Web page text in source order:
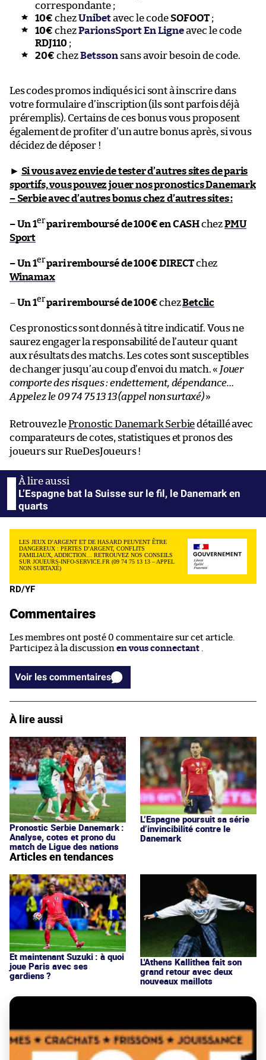
correspondante ;
10€ chezUnibetavec le code SOFOOT;
10€ chezParionsSport En Ligne avec le code
RDJ110 ;
20€ chezBetssonsans avoir besoin de code.
Les codes promos indiqués ici sont à inscrire dans
votre formulaire d’inscription (ils sont parfois déjà
préremplis). Certains de ces bonus vous proposent
également de profiter d’un autre bonus après, si vous
décidez de déposer !
► Si vous avez envie de tester d’autres sites de paris
sportifs, vous pouvez jouer nos pronostics Danemark
– Serbieavec d’autres bonus chez d’autres sites :
– Un 1erpari remboursé de 100€ en CASHchezPMU
Sport
– Un 1erpari remboursé de 100€ DIRECTchez
Winamax
–Un 1erpari remboursé de 100€chezBetclic
Ces pronostics sont donnés à titre indicatif. Vous ne
saurez engager la responsabilité de l’auteur quant
aux résultats des matchs. Les cotes sont susceptibles
de changer jusqu’au coup d’envoi du match. « Jouer
comporte des risques : endettement, dépendance…
Appelez le 09 74 75 13 13 (appel non surtaxé)»
Retrouvez lePronostic Danemark Serbiedétaillé avec
comparateurs de cotes, statistiques et pronos des
joueurs sur RueDesJoueurs !
L’Espagne bat la Suisse sur le fil, le Danemark en
quarts
LES JEUX D’ARGENT ET DE HASARD PEUVENT ÊTRE
DANGEREUX : PERTES D’ARGENT, CONFLITS
FAMILIAUX, ADDICTION… RETROUVEZ NOS CONSEILS
SUR JOUEURS-INFO-SERVICE.FR (09 74 75 13 13 – APPEL
NON SURTAXÉ)
RD/YF
Commentaires
Les membres ont posté 0 commentaire sur cet article.
Participez à la discussion en vous connectant .
Voir les commentaires
À lire aussi
Pronostic Serbie Danemark :
Analyse, cotes et prono du
match de Ligue des nations
L’Espagne poursuit sa série
d’invincibilité contre le
Danemark
Articles en tendances
Et maintenant Suzuki : à quoi
joue Paris avec ses
gardiens ?
L'Athens Kallithea fait son
grand retour avec deux
nouveaux maillots